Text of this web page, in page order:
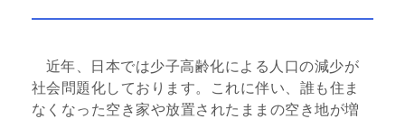
近年、日本では少子高齢化による人口の減少が
社会問題化しております。これに伴い、誰も住ま
なくなった空き家や放置されたままの空き地が増